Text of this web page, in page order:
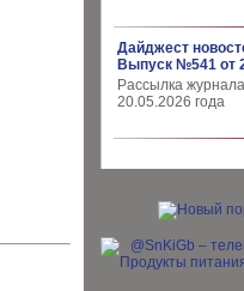
Дайджест
Выпуск №541 от
Рассылка
20.05.2026 года